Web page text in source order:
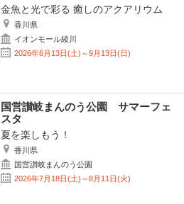
金魚と光で彩る 癒しのアクアリウム
香川県
イオンモール綾川
2026年6月13日(土)～9月13日(日)
国営讃岐まんのう公園 サマーフェ
スタ
夏を楽しもう！
香川県
国営讃岐まんのう公園
2026年7月18日(土)～8月11日(火)